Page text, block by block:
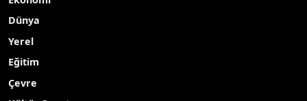
Dünya
Yerel
Eğitim
Çevre